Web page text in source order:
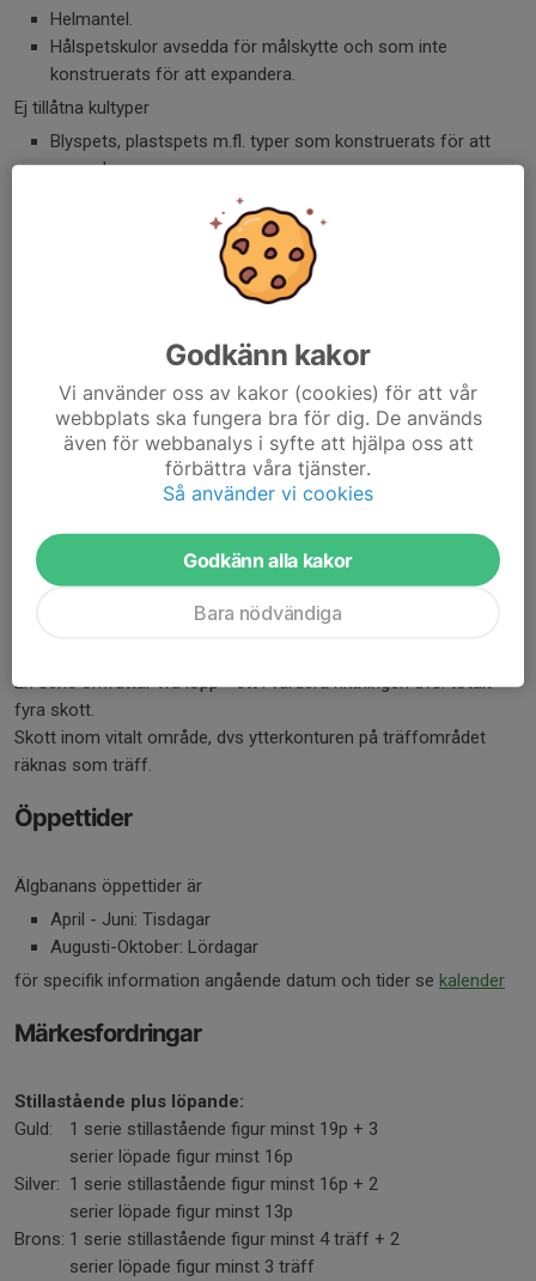
Helmantel.
Hålspetskulor avsedda för målskytte och som inte
konstruerats för att expandera.
Ej tillåtna kultyper
Blyspets, plastspets m.fl. typer som konstruerats för att
expandera.
Flat- eller trubb-nos kulor, speciellt sådana som är
konstruerade för att stansa hål i måltavlan.
En träningsserie skjuts som stående plus
Varje lopp börjar med att älgfiguren står stilla strax utanför
markörskyddet.
Hela figuren skall vara synlig men nosen får befinna sig högst
fem meter framför
Ett skott avlossas mot den stillastående figuren, som startas på
skottet
En serie omfattar två lopp - ett i vardera riktningen dvs. totalt
fyra skott.
Skott inom vitalt område, dvs ytterkonturen på träffområdet
räknas som träff.
Öppettider
Älgbanans öppettider är
April - Juni: Tisdagar
Augusti-Oktober: Lördagar
för specifik information angående datum och tider se kalender
Märkesfordringar
Stillastående plus löpande:
Guld:
1 serie stillastående figur minst 19p + 3
serier löpade figur minst 16p
Silver: 1 serie stillastående figur minst 16p + 2
serier löpade figur minst 13p
Brons: 1 serie stillastående figur minst 4 träff + 2
serier löpade figur minst 3 träff
Godkänn kakor
Vi använder oss av kakor (cookies) för att vår
webbplats ska fungera bra för dig. De används
även för webbanalys i syfte att hjälpa oss att
förbättra våra tjänster.
Så använder vi cookies
Godkänn alla kakor
Bara nödvändiga